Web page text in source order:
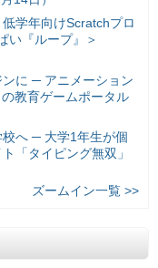
学年向けScratchプロ
『ループ』＞
ンに ─ アニメーション
教育ゲームポータル
校へ ─ 大学1年生が個
「タイピング無双」
ズームイン一覧 >>